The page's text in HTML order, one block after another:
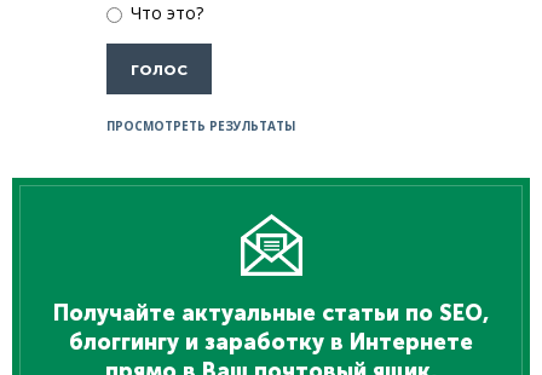
Что это?
ПРОСМОТРЕТЬ РЕЗУЛЬТАТЫ
Получайте актуальные статьи по SEO,
блоггингу и заработку в Интернете